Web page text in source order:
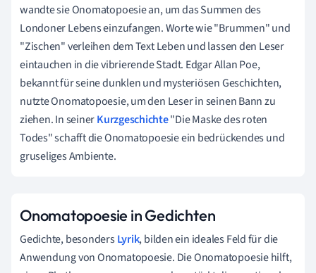
wandte sie Onomatopoesie an, um das Summen des
Londoner Lebens einzufangen. Worte wie "Brummen" und
"Zischen" verleihen dem Text Leben und lassen den Leser
eintauchen in die vibrierende Stadt. Edgar Allan Poe,
bekannt für seine dunklen und mysteriösen Geschichten,
nutzte Onomatopoesie, um den Leser in seinen Bann zu
ziehen. In seinerKurzgeschichte"Die Maske des roten
Todes" schafft die Onomatopoesie ein bedrückendes und
gruseliges Ambiente.
Onomatopoesie in Gedichten
Gedichte, besondersLyrik, bilden ein ideales Feld für die
Anwendung von Onomatopoesie. Die Onomatopoesie hilft,